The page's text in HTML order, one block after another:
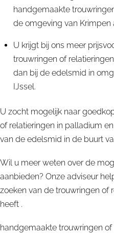
handgemaakte
de omgeving van Krimpen
U krijgt bij ons meer
trouwringen of
dan bij de edelsmid in
IJssel.
U zocht mogelijk naar
of relatieringen in palladium
van de edelsmid in de buurt
Wil u meer weten over de
aanbieden? Onze adviseur
zoeken van de trouwringen of
heeft .
handgemaakte trouwringen